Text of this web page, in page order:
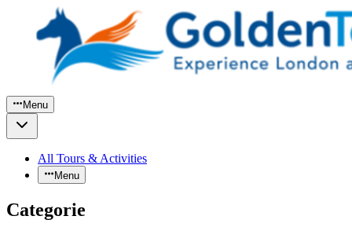
Menu
All Tours & Activities
Menu
Categorie